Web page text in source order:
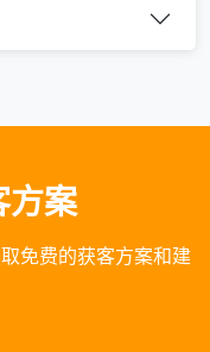
方案
免费的获客方案和建